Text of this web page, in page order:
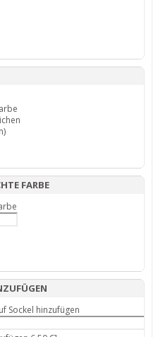
FARBE
Sockel hinzufügen